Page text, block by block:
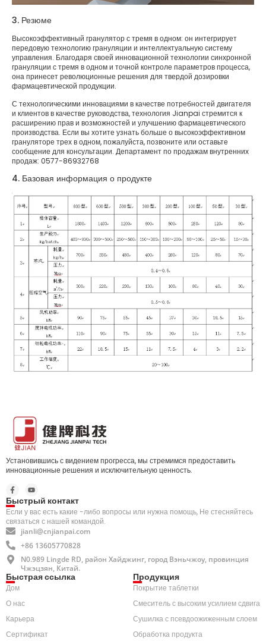
3. Резюме
Высокоэффективный гранулятор с тремя в одном: он интегрирует
передовую технологию грануляции и интеллектуальную систему
управления. Благодаря своей инновационной технологии синхронной
грануляции с тремя в одном и точной контроле параметров процесса,
она принесет революционные решения для твердой дозировки
фармацевтической продукции.
С технологическими инновациями в качестве потребностей двигателя
и клиентов в качестве руководства, технология Jianpai стремится к
расширению прав и возможностей и улучшению фармацевтического
производства. Если вы хотите узнать больше о высокоэффективном
грануляторе трех в одном, пожалуйста, позвоните или оставьте
сообщение для консультации. Департамент по продажам внутренних
продаж: 0577-86932768
4. Базовая информация о продукте
Установившись с видением прогресса, мы стремимся предоставить
инновационные решения и исключительную ценность.
Быстрая ссылка
Дом
О нас
Карьера
Сертификат
Продукция
Покрытие таблетки
Смеситель с высоким усилием сдвига
Сушилка с псевдоожиженным слоем
Обработка продукта
Быстрый контакт
Если у вас есть какие -либо вопросы или нужна помощь, Не стесняйтесь
связаться с нашей командой.
jianli@cnjianpai.com
+86 13605770828
N0.989 Lingde RD, район Хайджинг, город Вэньчжоу, провинция
Чжэцзян, Китай.